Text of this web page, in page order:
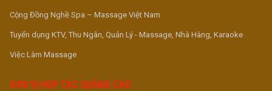
Cộng Đồng Nghề Spa – Massage Việt Nam
Tuyển dụng KTV, Thu Ngân, Quản Lý - Massage, Nhà Hàng, Karaoke
Việc Làm Massage
ĐƠN VỊ HỢP TÁC QUẢNG CÁO